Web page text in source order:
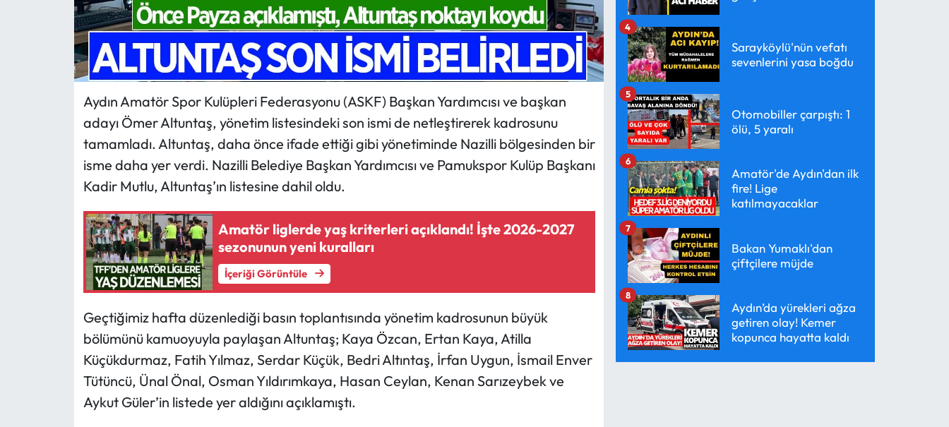
Aydın Amatör Spor Kulüpleri Federasyonu (ASKF) Başkan Yardımcısı ve başkan
adayı Ömer Altuntaş, yönetim listesindeki son ismi de netleştirerek kadrosunu
tamamladı. Altuntaş, daha önce ifade ettiği gibi yönetiminde Nazilli bölgesinden bir
isme daha yer verdi. Nazilli Belediye Başkan Yardımcısı ve Pamukspor Kulüp Başkanı
Kadir Mutlu, Altuntaş’ın listesine dahil oldu.
Amatör liglerde yaş kriterleri açıklandı! İşte 2026-2027
sezonunun yeni kuralları
İçeriği Görüntüle
Geçtiğimiz hafta düzenlediği basın toplantısında yönetim kadrosunun büyük
bölümünü kamuoyuyla paylaşan Altuntaş; Kaya Özcan, Ertan Kaya, Atilla
Küçükdurmaz, Fatih Yılmaz, Serdar Küçük, Bedri Altıntaş, İrfan Uygun, İsmail Enver
Tütüncü, Ünal Önal, Osman Yıldırımkaya, Hasan Ceylan, Kenan Sarızeybek ve
Aykut Güler’in listede yer aldığını açıklamıştı.
Sarayköylü'nün vefatı
sevenlerini yasa boğdu
4
Otomobiller çarpıştı: 1
ölü, 5 yaralı
5
Amatör'de Aydın'dan ilk
fire! Lige
katılmayacaklar
6
Bakan Yumaklı'dan
çiftçilere müjde
7
Aydın’da yürekleri ağza
getiren olay! Kemer
kopunca hayatta kaldı
8
YAŞAM
RESMİ İLANLAR
HABER İLAN